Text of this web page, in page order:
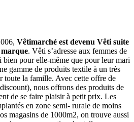
Vêtimarché est devenu Vêti suite
. Vêti s’adresse aux femmes de
bien pour elle-même que pour leur mari
gamme de produits textile à un très
toute la famille. Avec cette offre de
nous offrons des produits de
de se faire plaisir à petit prix. Les
en zone semi- rurale de moins
magasins de 1000m2, on trouve aussi